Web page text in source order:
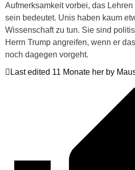
Aufmerksamkeit vorbei, das
sein bedeutet. Unis haben kaum
Wissenschaft zu tun. Sie sind
Herrn Trump angreifen, wenn er
noch dagegen vorgeht.
Last edited 11 Monate her by